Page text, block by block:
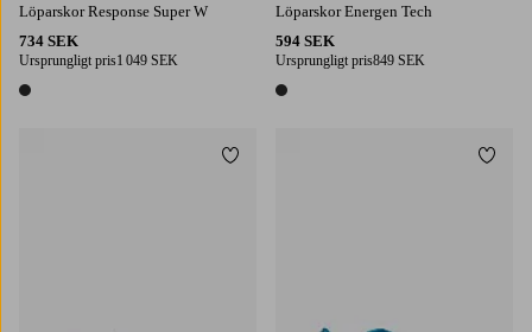
Löparskor Response Super W
734 SEK
Ursprungligt pris1 049 SEK
1 färg
Löparskor Energen Tech
594 SEK
Ursprungligt pris849 SEK
1 färg
Lägg till i favoriter